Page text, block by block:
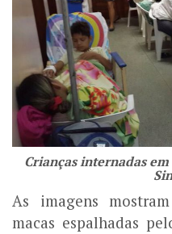
Crianças internadas
As imagens
macas espalhadas